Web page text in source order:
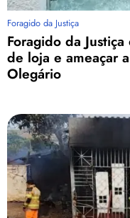
Foragido da Justiça
Foragido da
de loja e ameaçar
Olegário